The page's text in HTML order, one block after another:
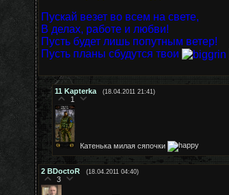
Пускай везет во всем на свете,
В делах, работе и любви!
Пусть будет лишь попутным ветер!
Пусть планы сбудутся твои
11 Kapterka (18.04.2011 21:41)
1
Катенька милая сяпочки
2 BDoctoR (18.04.2011 04:40)
3